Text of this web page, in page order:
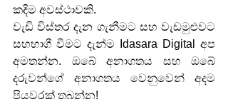
කදිම අවස්ථාවකි.
වැඩි විස්තර දැන ගැනීමට සහ වැඩමුළුවට
සහභාගී වීමට දැන්ම Idasara Digital අප
අමතන්න. ඔබේ අනාගතය සහ ඔබේ
දරුවන්ගේ අනාගතය වෙනුවෙන් අදම
පියවරක් තබන්න!